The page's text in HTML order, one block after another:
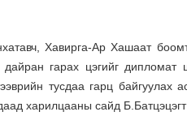
Хавирга-Ар Хашаат
гарах цэгийг дипломат
тусдаа гарц байгуулах
харилцааны сайд Б.Батцэцэгт